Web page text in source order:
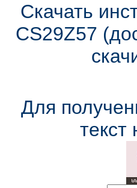
Скачать
CS29Z57
Для
текст